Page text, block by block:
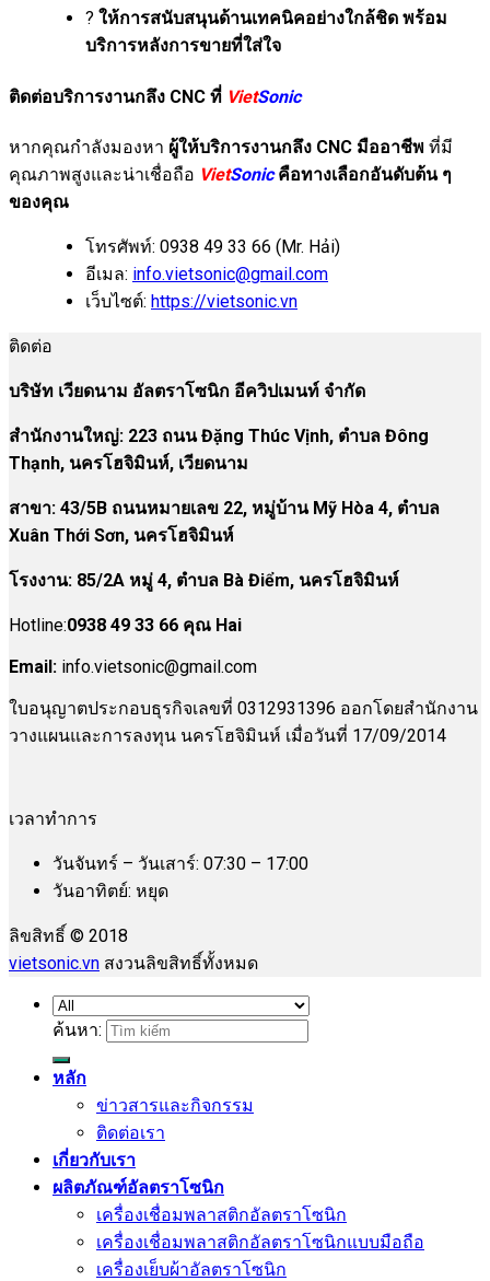
? ให้การสนับสนุนด้านเทคนิคอย่างใกล้ชิด พร้อม
บริการหลังการขายที่ใส่ใจ
ติดต่อบริการงานกลึง CNC ที่ VietSonic
หากคุณกำลังมองหา ผู้ให้บริการงานกลึง CNC มืออาชีพ ที่มี
คุณภาพสูงและน่าเชื่อถือ VietSonic คือทางเลือกอันดับต้น ๆ
ของคุณ
โทรศัพท์: 0938 49 33 66 (Mr. Hải)
อีเมล: info.vietsonic@gmail.com
เว็บไซต์: https://vietsonic.vn
ติดต่อ
บริษัท เวียดนาม อัลตราโซนิก อีควิปเมนท์ จำกัด
สำนักงานใหญ่: 223 ถนน Đặng Thúc Vịnh, ตำบล Đông
Thạnh, นครโฮจิมินห์, เวียดนาม
สาขา: 43/5B ถนนหมายเลข 22, หมู่บ้าน Mỹ Hòa 4, ตำบล
Xuân Thới Sơn, นครโฮจิมินห์
โรงงาน: 85/2A หมู่ 4, ตำบล Bà Điểm, นครโฮจิมินห์
Hotline:0938 49 33 66 คุณ Hai
Email: info.vietsonic@gmail.com
ใบอนุญาตประกอบธุรกิจเลขที่ 0312931396 ออกโดยสำนักงาน
วางแผนและการลงทุน นครโฮจิมินห์ เมื่อวันที่ 17/09/2014
เวลาทำการ
วันจันทร์ – วันเสาร์: 07:30 – 17:00
วันอาทิตย์: หยุด
ลิขสิทธิ์ © 2018
vietsonic.vn สงวนลิขสิทธิ์ทั้งหมด
ค้นหา:
หลัก
ข่าวสารและกิจกรรม
ติดต่อเรา
เกี่ยวกับเรา
ผลิตภัณฑ์อัลตราโซนิก
เครื่องเชื่อมพลาสติกอัลตราโซนิก
เครื่องเชื่อมพลาสติกอัลตราโซนิกแบบมือถือ
เครื่องเย็บผ้าอัลตราโซนิก